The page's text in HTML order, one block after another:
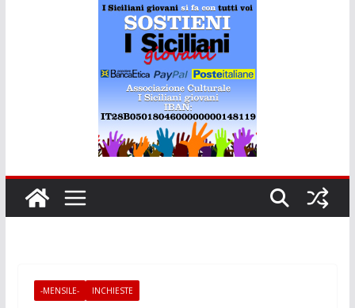
-MENSILE- INCHIESTE